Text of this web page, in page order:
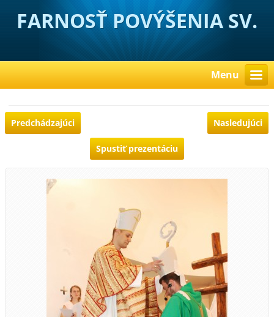
FARNOSŤ POVÝŠENIA SV.
KRÍŽA HUBOVÁ
Menu
Predchádzajúci Nasledujúci
Spustiť prezentáciu